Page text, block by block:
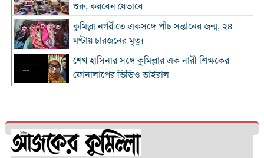
শুরু, করবেন যেভাবে
কুমিল্লা নগরীতে একসঙ্গে পাঁচ সন্তানের জন্ম, ২৪
ঘণ্টায় চারজনের মৃত্যু
শেখ হাসিনার সঙ্গে কুমিল্লার এক নারী শিক্ষকের
ফোনালাপের ভিডিও ভাইরাল
জিএম হোল্ডিংস-চায়না রেলওয়ের সমঝোতা